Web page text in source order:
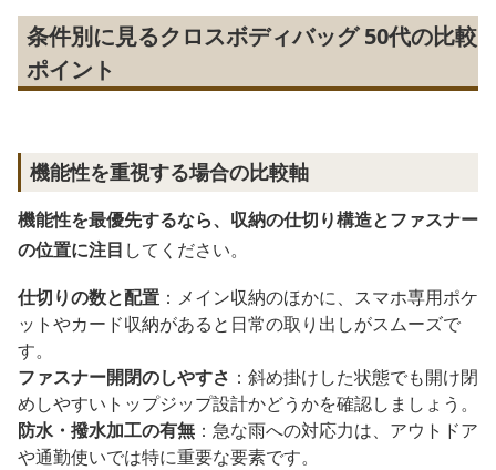
条件別に見るクロスボディバッグ 50代の比較
ポイント
機能性を重視する場合の比較軸
機能性を最優先するなら、収納の仕切り構造とファスナー
の位置に注目 してください。
仕切りの数と配置 ：メイン収納のほかに、スマホ専用ポケ
ットやカード収納があると日常の取り出しがスムーズで
す。
ファスナー開閉のしやすさ ：斜め掛けした状態でも開け閉
めしやすいトップジップ設計かどうかを確認しましょう。
防水・撥水加工の有無 ：急な雨への対応力は、アウトドア
や通勤使いでは特に重要な要素です。